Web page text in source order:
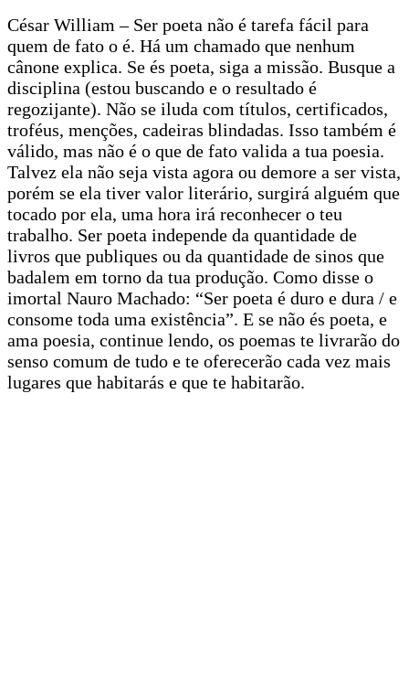
César William – Ser poeta não é tarefa fácil para
quem de fato o é. Há um chamado que nenhum
cânone explica. Se és poeta, siga a missão. Busque a
disciplina (estou buscando e o resultado é
regozijante). Não se iluda com títulos, certificados,
troféus, menções, cadeiras blindadas. Isso também é
válido, mas não é o que de fato valida a tua poesia.
Talvez ela não seja vista agora ou demore a ser vista,
porém se ela tiver valor literário, surgirá alguém que
tocado por ela, uma hora irá reconhecer o teu
trabalho. Ser poeta independe da quantidade de
livros que publiques ou da quantidade de sinos que
badalem em torno da tua produção. Como disse o
imortal Nauro Machado: “Ser poeta é duro e dura / e
consome toda uma existência”. E se não és poeta, e
ama poesia, continue lendo, os poemas te livrarão do
senso comum de tudo e te oferecerão cada vez mais
lugares que habitarás e que te habitarão.